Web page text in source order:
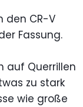
den CR-V
Fassung.
auf Querrillen
zu stark
wie große